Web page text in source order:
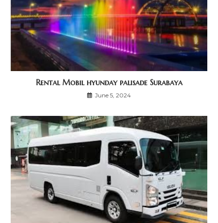
Rental Mobil hyunday palisade Surabaya
June 5, 2024